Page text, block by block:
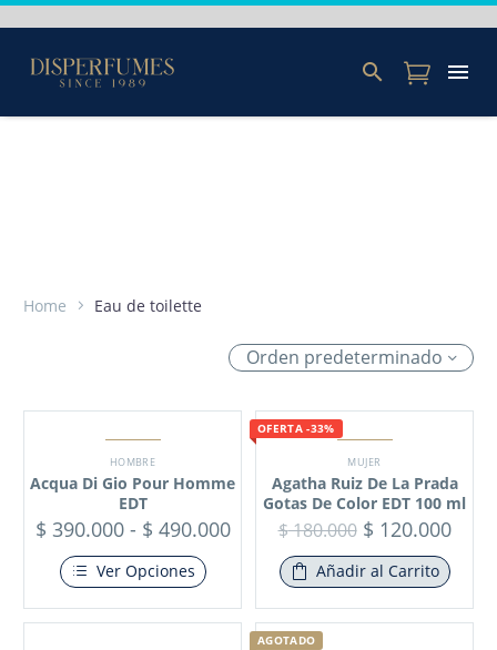
Home Eau de toilette
Orden predeterminado
HOMBRE
Acqua Di Gio Pour Homme
EDT
$ 390.000 - $ 490.000
Ver Opciones
OFERTA -33%
MUJER
Agatha Ruiz De La Prada
Gotas De Color EDT 100 ml
$180.000 $ 120.000
Añadir al Carrito
AGOTADO